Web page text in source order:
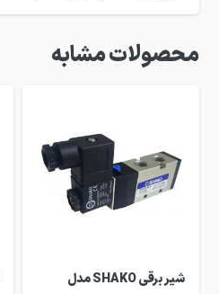
محصولات مشابه
شیر برقی SHAKO مدل